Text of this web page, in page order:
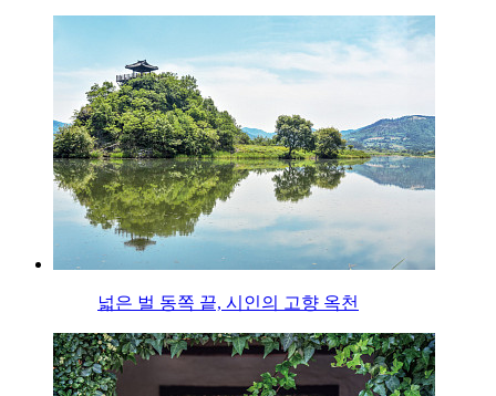
넓은 벌 동쪽 끝, 시인의 고향 옥천